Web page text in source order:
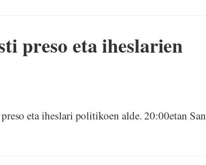
preso eta iheslarien
eta iheslari politikoen alde. 20:00etan San